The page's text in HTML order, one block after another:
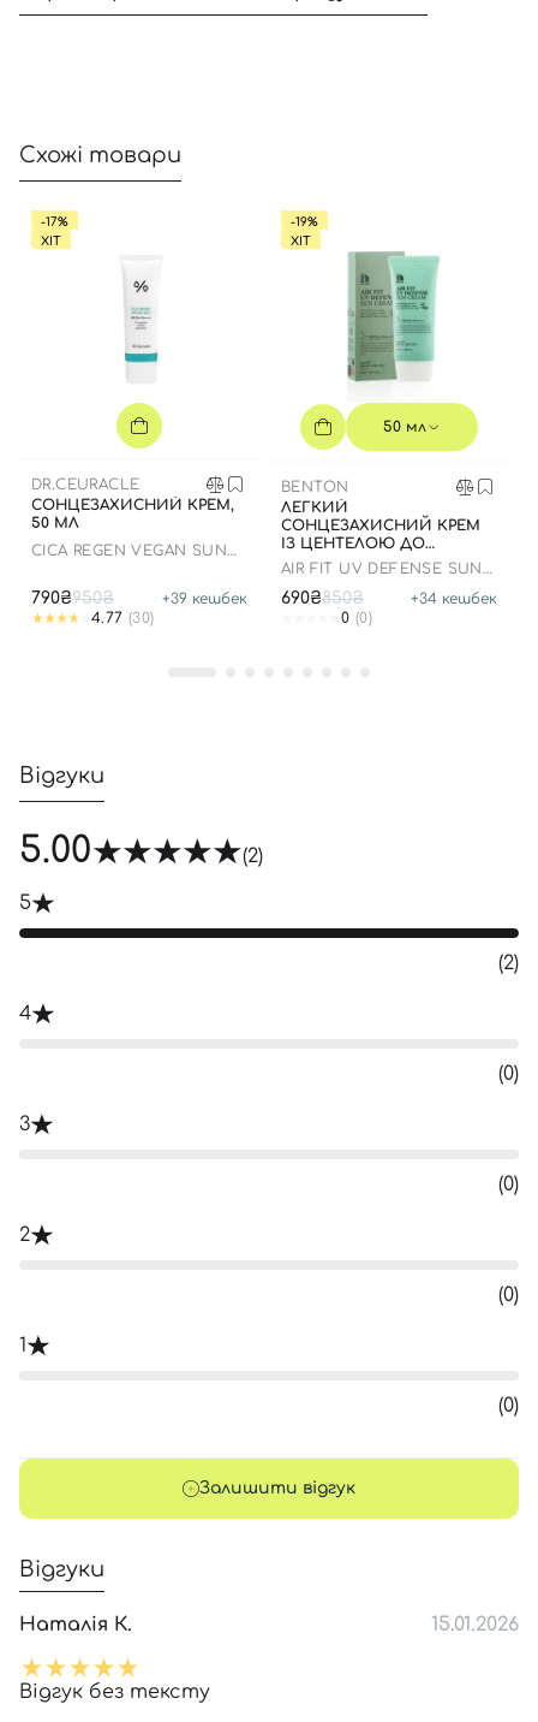
Схожі товари
-17%
ХІТ
DR.CEURACLE
СОНЦЕЗАХИСНИЙ КРЕМ,
50 МЛ
СICA REGEN VEGAN SUN
790₴950₴ +39 кешбек
4.77 (30)
-19%
ХІТ
50 мл
BENTON
ЛЕГКИЙ
СОНЦЕЗАХИСНИЙ КРЕМ
ІЗ ЦЕНТЕЛОЮ ДО
07.01.2027 РОКУ
AIR FIT UV DEFENSE SUN
690₴850₴ +34 кешбек
0 (0)
Відгуки
5.00 (2)
5
(2)
4
(0)
3
(0)
2
(0)
1
(0)
Залишити відгук
Відгуки
Наталія К. 15.01.2026
Відгук без тексту
Номер телефону
Відправляючи форму для авторизації/реєстрації ви
приймаєте умови
Увійти за допомогою e-mail